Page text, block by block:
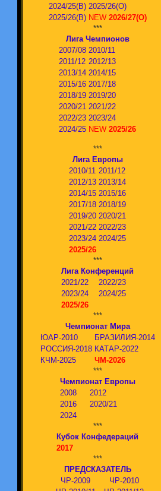
2024/25(В) 2025/26(О)
2025/26(В) NEW 2026/27(О)
***
Лига Чемпионов
2007/08 2010/11
2011/12 2012/13
2013/14 2014/15
2015/16 2017/18
2018/19 2019/20
2020/21 2021/22
2022/23 2023/24
2024/25 NEW 2025/26
***
Лига Европы
2010/11 2011/12
2012/13 2013/14
2014/15 2015/16
2017/18 2018/19
2019/20 2020/21
2021/22 2022/23
2023/24 2024/25
2025/26
***
Лига Конференций
2021/22
2022/23
2023/24
2024/25
2025/26
***
Чемпионат Мира
ЮАР-2010
БРАЗИЛИЯ-2014
РОССИЯ-2018 КАТАР-2022
КЧМ-2025
ЧМ-2026
***
Чемпионат Европы
2008
2012
2016
2020/21
2024
***
Кубок Конфедераций
2017
***
ПРЕДСКАЗАТЕЛЬ
ЧР-2009
ЧР-2010